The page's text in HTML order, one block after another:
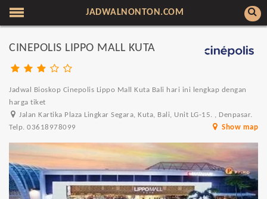
JADWALNONTON.COM
CINEPOLIS LIPPO MALL KUTA
Jadwal Bioskop Cinepolis Lippo Mall Kuta Bali hari ini lengkap dengan
harga tiket
Jalan Kartika Plaza Lingkar Segara, Kuta, Bali, Unit LG-15. , Denpasar.
Telp. 03618978099
Show map